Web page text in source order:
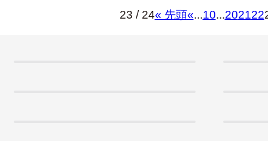
23 / 24« 先頭«...10...202122